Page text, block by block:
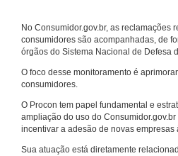
No Consumidor.gov.br, as reclamações
consumidores são acompanhadas, de
órgãos do Sistema Nacional de Defesa
O foco desse monitoramento é
consumidores.
O Procon tem papel fundamental e
ampliação do uso do
incentivar a adesão de novas empresas
Sua atuação está diretamente